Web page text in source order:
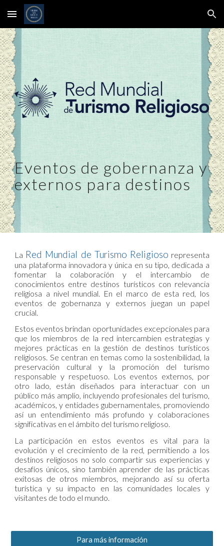
Skip to main content Skip to navigation
Eventos de gobernanza y
externos para destinos
La Red Mundial de Turismo Religioso representa
una plataforma innovadora y única en su tipo, dedicada a
fomentar la colaboración y el intercambio de
conocimientos entre destinos turísticos con relevancia
religiosa a nivel mundial. En el marco de esta red, los
eventos de gobernanza y externos juegan un papel
crucial.
Estos eventos brindan oportunidades excepcionales para
que los miembros de la red intercambien estrategias y
mejores prácticas en la gestión de destinos turísticos
religiosos. Se centran en temas como la sostenibilidad, la
preservación cultural y la promoción del turismo
responsable y respetuoso. Los eventos externos, por
otro lado, están diseñados para interactuar con un
público más amplio, incluyendo profesionales del turismo,
académicos, y entidades gubernamentales, promoviendo
así un entendimiento más profundo y colaboraciones
significativas en el ámbito del turismo religioso.
La participación en estos eventos es vital para la
evolución y el crecimiento de la red, permitiendo a los
destinos religiosos no solo compartir sus experiencias y
desafíos únicos, sino también aprender de las prácticas
exitosas de otros miembros, mejorando así su oferta
turística y su impacto en las comunidades locales y
visitantes de todo el mundo.
Para más información